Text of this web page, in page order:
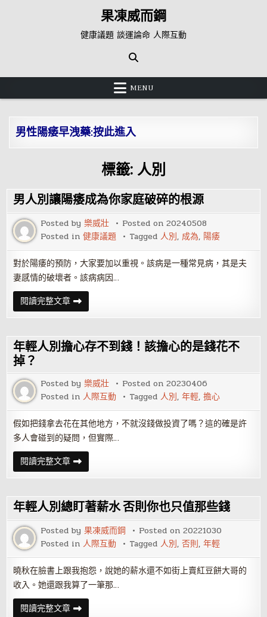
果凍威而鋼
健康議題 談運論命 人際互動
MENU
男性陽痿早洩藥:按此進入
標籤: 人別
男人別讓陽痿成為你家庭破碎的根源
Posted by樂威壯 Posted on20240508
Posted in健康議題 Tagged人別, 成為, 陽痿
對於陽痿的預防，大家要加以重視。該病是一種常見病，其是夫
妻感情的破壞者。該病病因…
閱讀完整文章男
人
別
陽
痿
成
家
庭
破
碎
的
根
源
年輕人別擔心存不到錢！該擔心的是錢花不
掉？
Posted by樂威壯 Posted on20230406
Posted in人際互動 Tagged人別,年輕,擔心
假如把錢拿去花在其他地方，不就沒錢做投資了嗎？這的確是許
多人會碰到的疑問，但實際…
閱讀完整文章年
輕
人
擔
心
存
不
到
錢！
該
心
的
是
錢
不
掉？
年輕人別總盯著薪水 否則你也只值那些錢
Posted by果凍威而鋼 Posted on20221030
Posted in人際互動 Tagged人別,否則,年輕
曉秋在臉書上跟我抱怨，說她的薪水還不如街上賣紅豆餅大哥的
收入。她還跟我算了一筆那…
閱讀完整文章年